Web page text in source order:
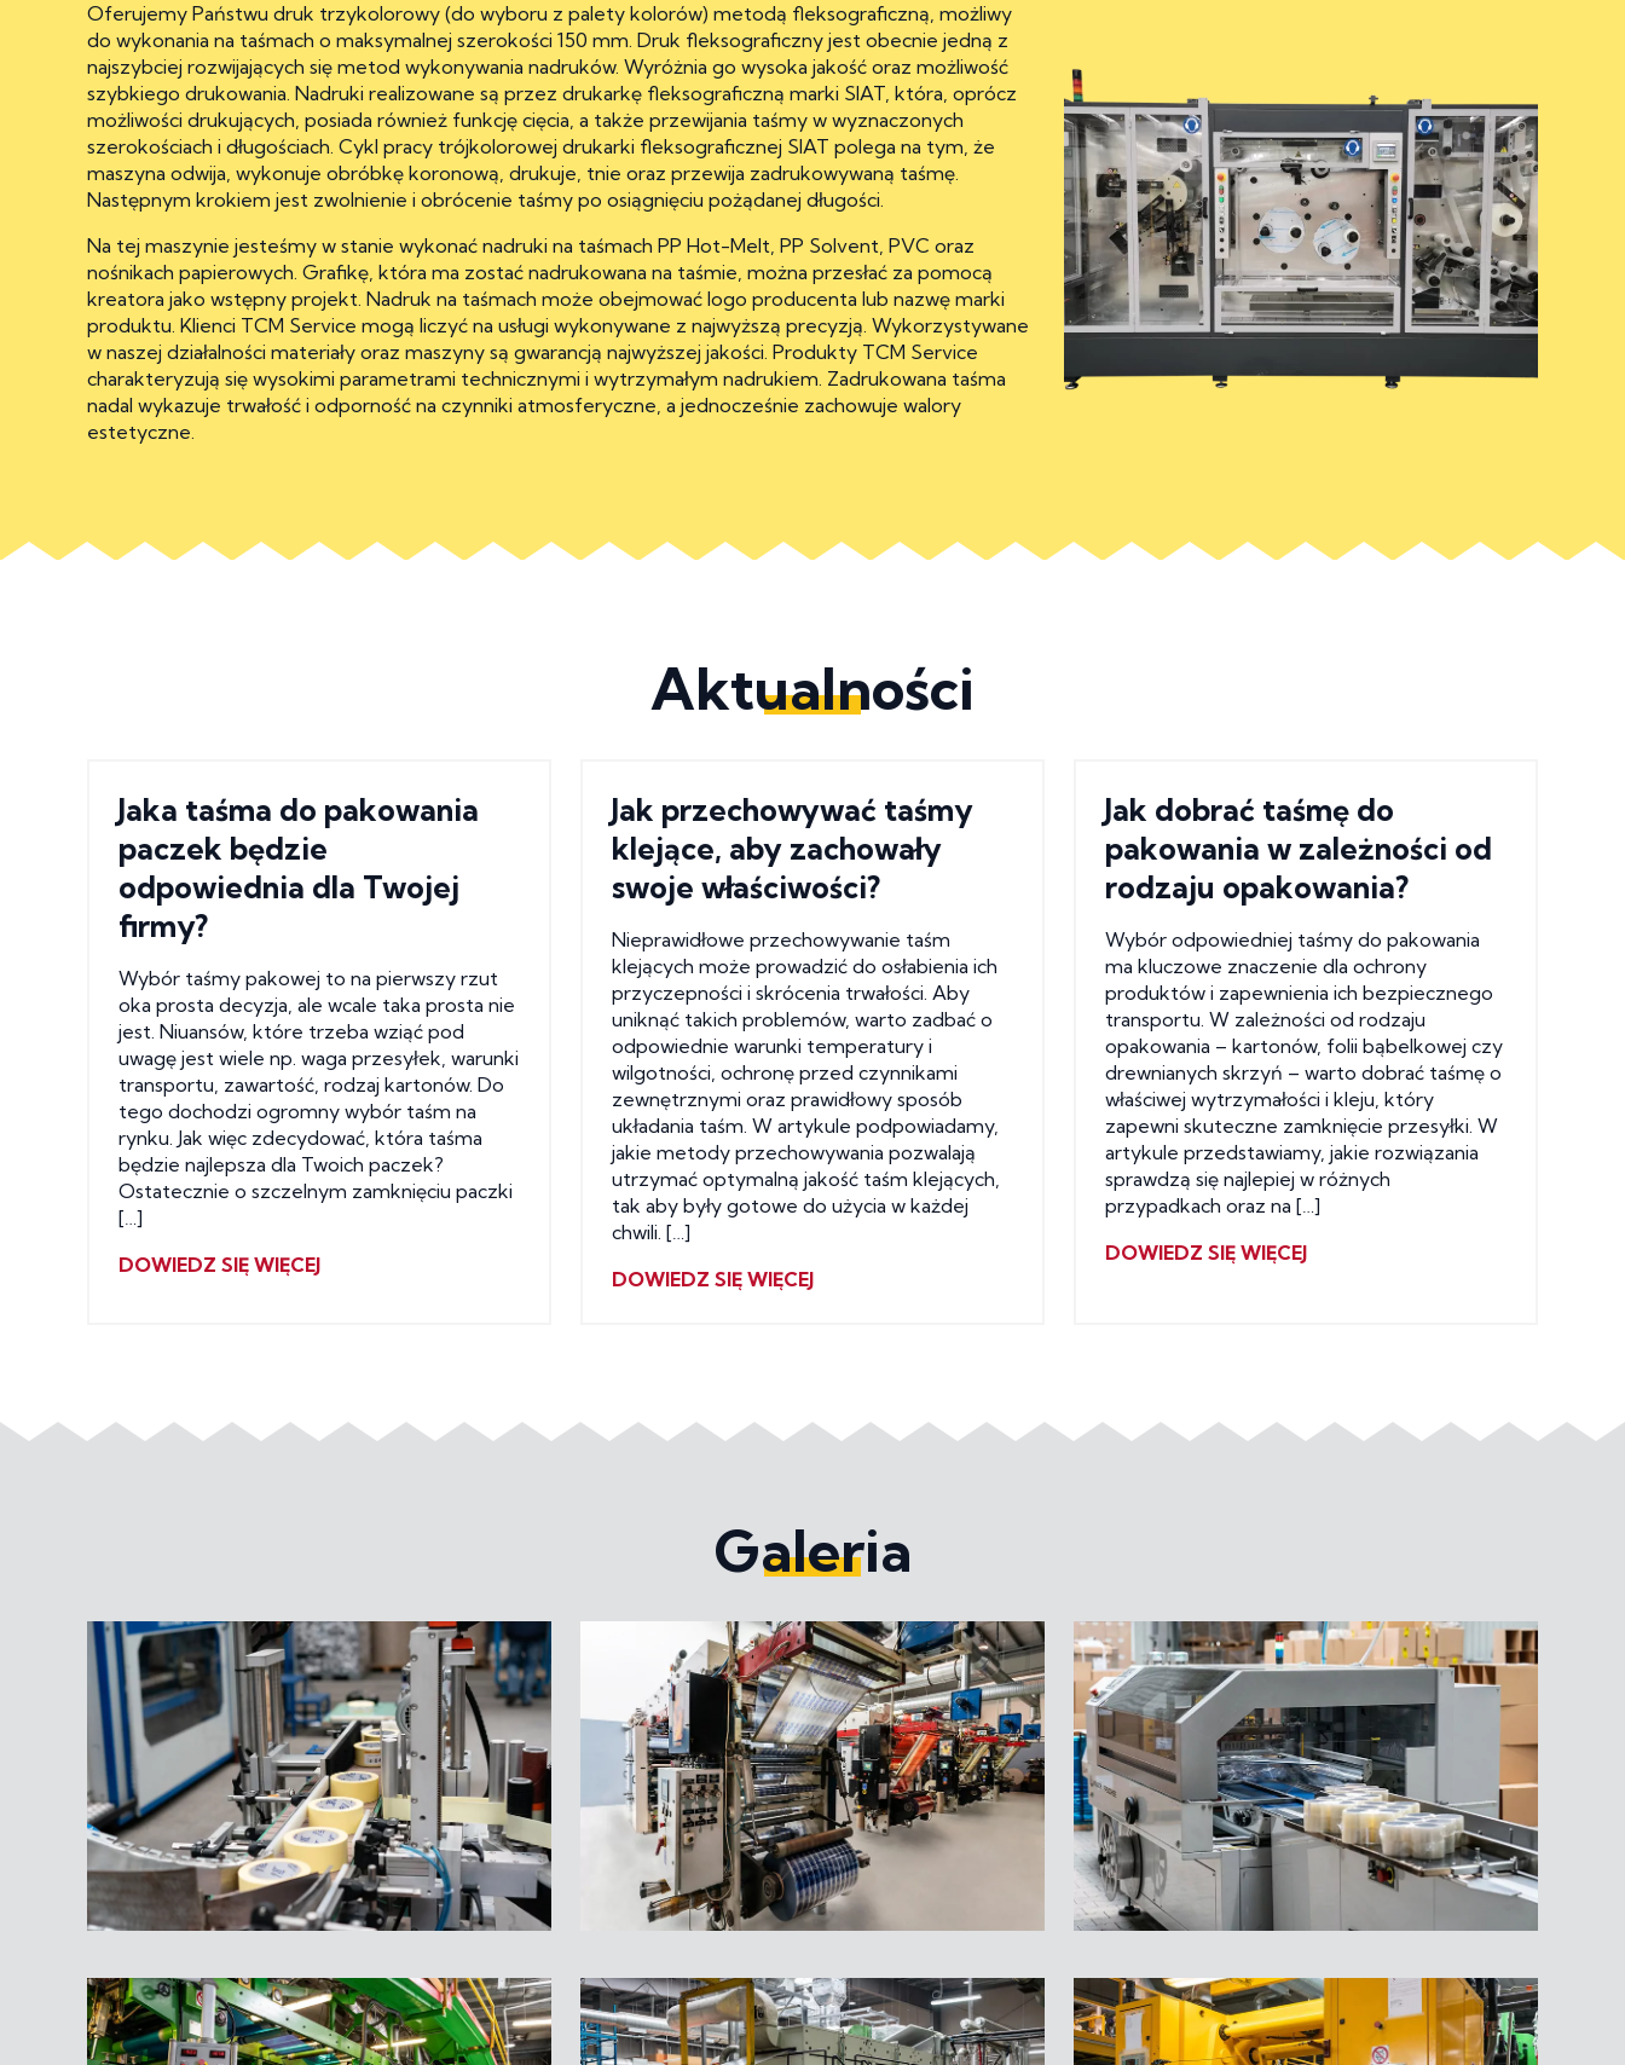
Oferujemy Państwu druk trzykolorowy (do wyboru z palety kolorów) metodą fleksograficzną, możliwy
do wykonania na taśmach o maksymalnej szerokości 150 mm. Druk fleksograficzny jest obecnie jedną z
najszybciej rozwijających się metod wykonywania nadruków. Wyróżnia go wysoka jakość oraz możliwość
szybkiego drukowania. Nadruki realizowane są przez drukarkę fleksograficzną marki SIAT, która, oprócz
możliwości drukujących, posiada również funkcję cięcia, a także przewijania taśmy w wyznaczonych
szerokościach i długościach. Cykl pracy trójkolorowej drukarki fleksograficznej SIAT polega na tym, że
maszyna odwija, wykonuje obróbkę koronową, drukuje, tnie oraz przewija zadrukowywaną taśmę.
Następnym krokiem jest zwolnienie i obrócenie taśmy po osiągnięciu pożądanej długości.
Na tej maszynie jesteśmy w stanie wykonać nadruki na taśmach PP Hot-Melt, PP Solvent, PVC oraz
nośnikach papierowych. Grafikę, która ma zostać nadrukowana na taśmie, można przesłać za pomocą
kreatora jako wstępny projekt. Nadruk na taśmach może obejmować logo producenta lub nazwę marki
produktu. Klienci TCM Service mogą liczyć na usługi wykonywane z najwyższą precyzją. Wykorzystywane
w naszej działalności materiały oraz maszyny są gwarancją najwyższej jakości. Produkty TCM Service
charakteryzują się wysokimi parametrami technicznymi i wytrzymałym nadrukiem. Zadrukowana taśma
nadal wykazuje trwałość i odporność na czynniki atmosferyczne, a jednocześnie zachowuje walory
estetyczne.
Aktualności
Jaka taśma do pakowania
paczek będzie
odpowiednia dla Twojej
firmy?
Wybór taśmy pakowej to na pierwszy rzut
oka prosta decyzja, ale wcale taka prosta nie
jest. Niuansów, które trzeba wziąć pod
uwagę jest wiele np. waga przesyłek, warunki
transportu, zawartość, rodzaj kartonów. Do
tego dochodzi ogromny wybór taśm na
rynku. Jak więc zdecydować, która taśma
będzie najlepsza dla Twoich paczek?
Ostatecznie o szczelnym zamknięciu paczki
[…]
DOWIEDZ SIĘ WIĘCEJ
Jak przechowywać taśmy
klejące, aby zachowały
swoje właściwości?
Nieprawidłowe przechowywanie taśm
klejących może prowadzić do osłabienia ich
przyczepności i skrócenia trwałości. Aby
uniknąć takich problemów, warto zadbać o
odpowiednie warunki temperatury i
wilgotności, ochronę przed czynnikami
zewnętrznymi oraz prawidłowy sposób
układania taśm. W artykule podpowiadamy,
jakie metody przechowywania pozwalają
utrzymać optymalną jakość taśm klejących,
tak aby były gotowe do użycia w każdej
chwili. […]
DOWIEDZ SIĘ WIĘCEJ
Jak dobrać taśmę do
pakowania w zależności od
rodzaju opakowania?
Wybór odpowiedniej taśmy do pakowania
ma kluczowe znaczenie dla ochrony
produktów i zapewnienia ich bezpiecznego
transportu. W zależności od rodzaju
opakowania – kartonów, folii bąbelkowej czy
drewnianych skrzyń – warto dobrać taśmę o
właściwej wytrzymałości i kleju, który
zapewni skuteczne zamknięcie przesyłki. W
artykule przedstawiamy, jakie rozwiązania
sprawdzą się najlepiej w różnych
przypadkach oraz na […]
DOWIEDZ SIĘ WIĘCEJ
Galeria
Etykieciarka
przemysłowa
Drukarki
Fleksograficzne